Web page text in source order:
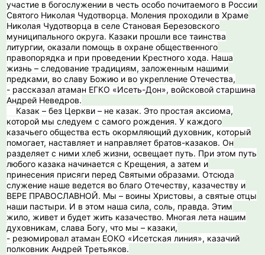
участие в богослужении в честь особо почитаемого в России
Святого Николая Чудотворца. Моления проходили в Храме
Николая Чудотворца в селе Становая Березовского
муниципального округа. Казаки прошли все таинства
литургии, оказали помощь в охране общественного
правопорядка и при проведении Крестного хода. Наша
жизнь – следование традициям, заложенным нашими
предками, во славу Божию и во укрепление Отечества,
- рассказал атаман ЕГКО «Исеть-Дон», войсковой старшина
Андрей Неведров.
️ Казак – без Церкви – не казак. Это простая аксиома,
которой мы следуем с самого рождения. У каждого
казачьего общества есть окормляющий духовник, который
помогает, наставляет и направляет братов-казаков. Он
разделяет с ними хлеб жизни, освещает путь. При этом путь
любого казака начинается с Крещения, а затем и
принесения присяги перед Святыми образами. Отсюда
служение наше ведется во благо Отечеству, казачеству и
ВЕРЕ ПРАВОСЛАВНОЙ. Мы – воины Христовы, а святые отцы
наши пастыри. И в этом наша сила, соль, правда. Этим
жило, живет и будет жить казачество. Многая лета нашим
духовникам, слава Богу, что мы – казаки,
- резюмировал атаман ЕОКО «Исетская линия», казачий
полковник Андрей Третьяков.